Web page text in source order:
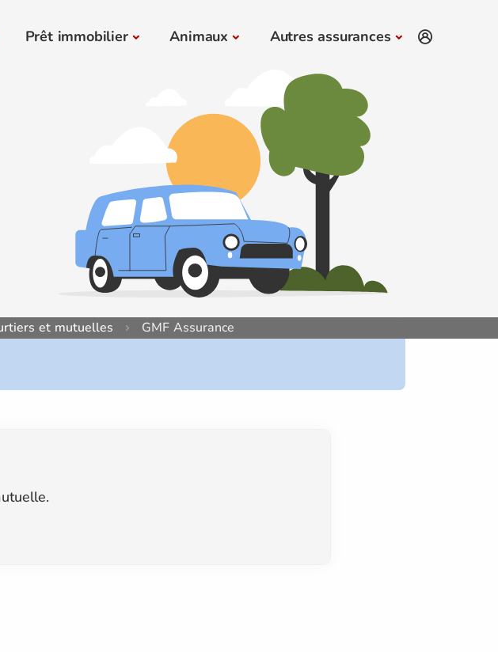
Prêt immobilier Animaux Autres assurances
et mutuelles GMF Assurance